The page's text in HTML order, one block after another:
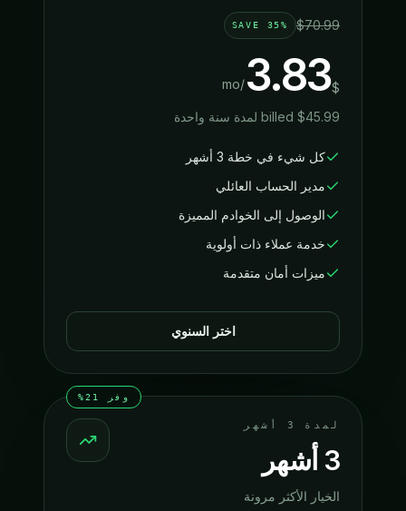
$70.99
SAVE35%
3.83
/mo
billed$45.99 لمدة سنة واحدة
كل شيء في خطة 3 أشهر
مدير الحساب العائلي
الوصول إلى الخوادم المميزة
خدمة عملاء ذات أولوية
ميزات أمان متقدمة
اختر السنوي
وفر 21%
لمدة 3 أشهر
الخيار الأكثر مرونة